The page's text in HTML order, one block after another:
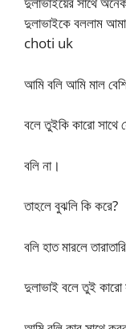
দুলাভাইকে বললাম
choti uk
আমি বলি আমি মাল
বলে তুইকি কারো সাথে
বলি না।
তাহলে বুঝলি কি করে?
বলি হাত মারলে
দুলাভাই বলে তুই